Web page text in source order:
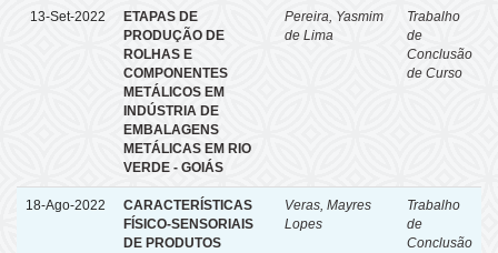
13-Set-2022
ETAPAS DE
PRODUÇÃO DE
ROLHAS E
COMPONENTES
METÁLICOS EM
INDÚSTRIA DE
EMBALAGENS
METÁLICAS EM RIO
VERDE - GOIÁS
Pereira, Yasmim
de Lima
Trabalho
de
Conclusão
de Curso
18-Ago-2022
CARACTERÍSTICAS
FÍSICO-SENSORIAIS
DE PRODUTOS
Veras, Mayres
Lopes
Trabalho
de
Conclusão